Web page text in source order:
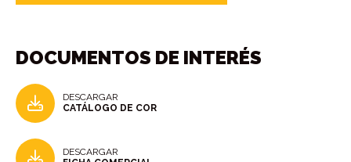
DOCUMENTOS DE INTERÉS
DESCARGAR
CATÁLOGO DE COR
DESCARGAR